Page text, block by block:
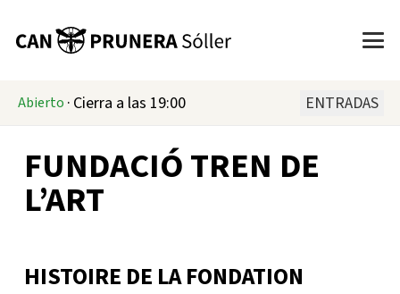
Abierto · Cierra a las 19:00 ENTRADAS
FUNDACIÓ TREN DE
L’ART
HISTOIRE DE LA FONDATION